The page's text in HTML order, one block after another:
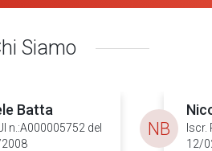
Siamo
Batta
n.:A000005752 del
Iscr.
12/
NB